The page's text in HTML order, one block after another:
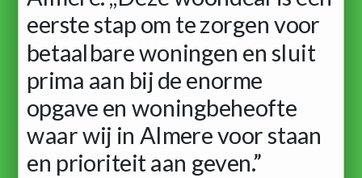
eerste stap om te zorgen voor
betaalbare woningen en sluit
prima aan bij de enorme
opgave en woningbeheofte
waar wij in Almere voor staan
en prioriteit aan geven.”